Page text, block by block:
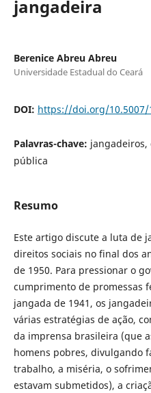
jangadeira
Berenice Abreu Abreu
Universidade Estadual do Ceará
DOI: https://doi.org/10.5007/
Palavras-chave: jangadeiros,
pública
Resumo
Este artigo discute a luta de
direitos sociais no final dos
de 1950. Para pressionar o
cumprimento de promessas
jangada de 1941, os
várias estratégias de ação,
da imprensa brasileira (que
homens pobres, divulgando
trabalho, a miséria, o
estavam submetidos), a